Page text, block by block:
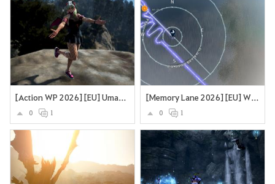
[Action WP 2026] [EU] Umarme den Wind
0 1
[Memory Lane 2026] [EU] What a journey
0 1